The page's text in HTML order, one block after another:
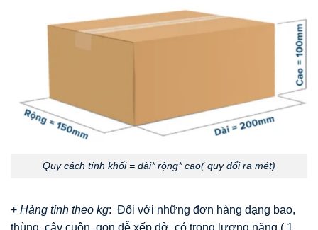
Quy cách tính khối = dài* rộng* cao( quy đổi ra mét)
+ Hàng tính theo kg: Đối với những đơn hàng dạng bao,
thùng, cây cuộn, gọn dễ xếp dở, có trọng lượng nặng ( 1